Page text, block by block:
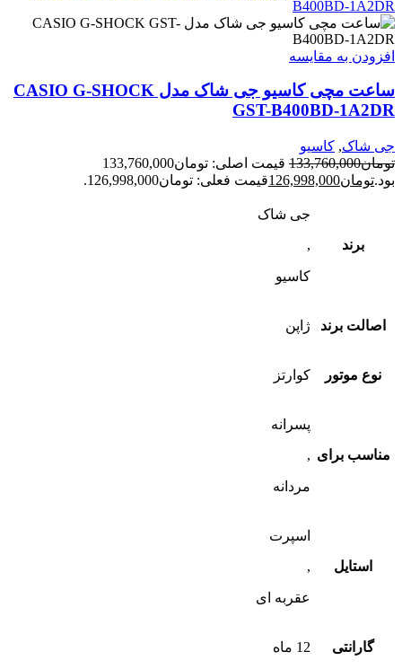
افزودن به مقایسه
ساعت مچی کاسیو جی شاک مدل CASIO G-SHOCK
GST-B400BD-1A2DR
جی شاک, کاسیو
تومان133,760,000
قیمت اصلی: تومان133,760,000
بود.تومان126,998,000قیمت فعلی: تومان126,998,000.
برند
جی شاک
,
کاسیو
اصالت برند ژاپن
نوع موتور کوارتز
مناسب برای
پسرانه
,
مردانه
استایل
اسپرت
,
عقربه ای
گارانتی 12 ماه